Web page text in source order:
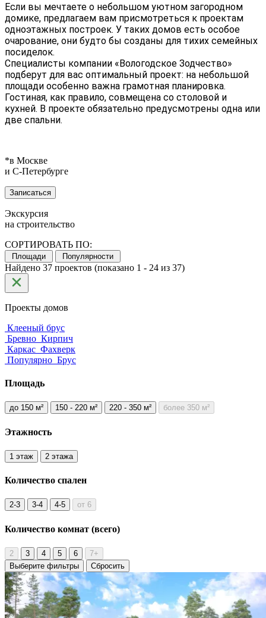
Если вы мечтаете о небольшом уютном загородном
домике, предлагаем вам присмотреться к проектам
одноэтажных построек. У таких домов есть особое
очарование, они будто бы созданы для тихих семейных
посиделок.
Специалисты компании «Вологодское Зодчество»
подберут для вас оптимальный проект: на небольшой
площади особенно важна грамотная планировка.
Гостиная, как правило, совмещена со столовой и
кухней. В проекте обязательно предусмотрены одна или
две спальни.
*в Москве
и С‑Петербурге
Записаться
Экскурсия
на строительство
СОРТИРОВАТЬ ПО:
Площади Популярности
Найдено 37 проектов (показано 1 - 24 из 37)
Проекты домов
Клееный брус
Бревно Кирпич
Каркас Фахверк
Популярно Брус
Площадь
до 150 м² 150 - 220 м² 220 - 350 м² более 350 м²
Этажность
1 этаж 2 этажа
Количество спален
2-3 3-4 4-5 от 6
Количество комнат (всего)
2 3 4 5 6
7+
Выберите фильтры
Сбросить